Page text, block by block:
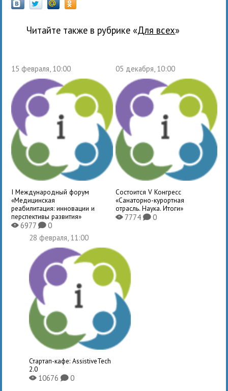
Читайте также в рубрике « для всех»
15 февраля, 10:00
I Международный форум
«Медицинская
реабилитация: инновации и
перспективы развития»
X6977K0
05 декабря, 10:00
Состоится V Конгресс
«Санаторно-курортная
отрасль. Наука. Итоги»
X7774 K0
28 февраля, 11:00
Стартап-кафе: AssistiveTech
2.0
X10676K0